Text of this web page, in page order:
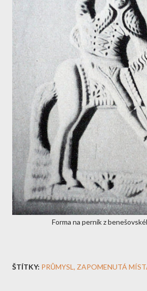
Forma na perník z
ŠTÍTKY: PRŮMYSL ZAPOMENUTÁ